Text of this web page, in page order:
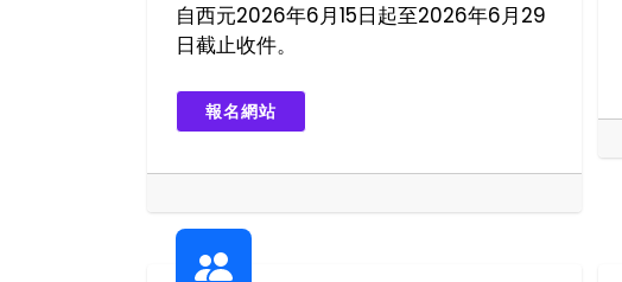
自西元2026年6月15日起至2026年6月29
日截止收件。
報名網站